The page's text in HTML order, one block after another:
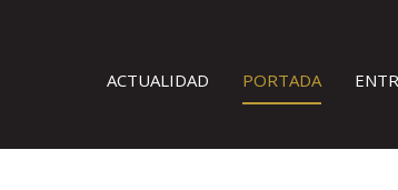
ACTUALIDAD PORTADA